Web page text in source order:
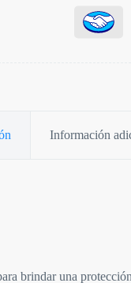
Información
brindar una